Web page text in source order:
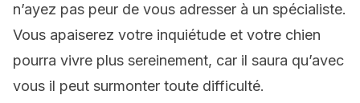
n’ayez pas peur de vous adresser à un spécialiste.
Vous apaiserez votre inquiétude et votre chien
pourra vivre plus sereinement, car il saura qu’avec
vous il peut surmonter toute difficulté.